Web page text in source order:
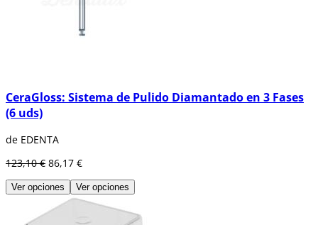
CeraGloss: Sistema de Pulido Diamantado en 3 Fases
(6 uds)
de EDENTA
123,10 € 86,17 €
Ver opciones Ver opciones